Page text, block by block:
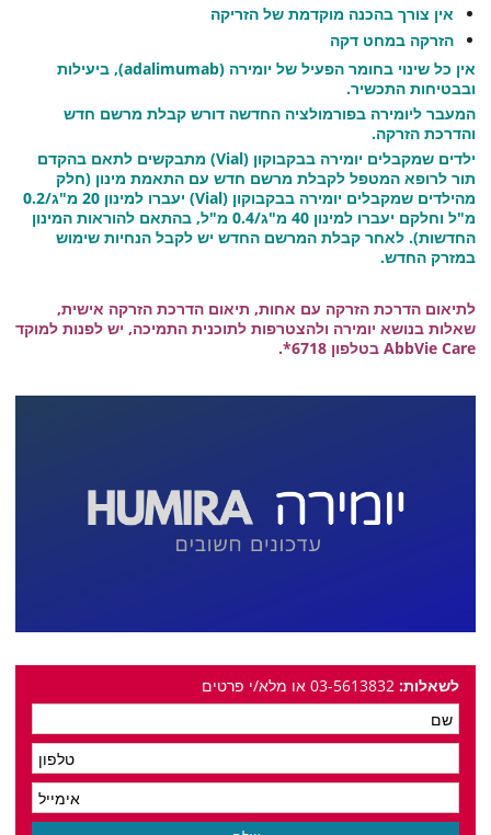
אין צורך בהכנה מוקדמת של הזריקה
הזרקה במחט דקה
אין כל שינוי בחומר הפעיל של יומירה (adalimumab), ביעילות
ובבטיחות התכשיר.
המעבר ליומירה בפורמולציה החדשה דורש קבלת מרשם חדש
והדרכת הזרקה.
ילדים שמקבלים יומירה בבקבוקון (Vial) מתבקשים לתאם בהקדם
תור לרופא המטפל לקבלת מרשם חדש עם התאמת מינון (חלק
מהילדים שמקבלים יומירה בבקבוקון (Vial) יעברו למינון 20 מ"ג/0.2
מ"ל וחלקם יעברו למינון 40 מ"ג/0.4 מ"ל, בהתאם להוראות המינון
החדשות). לאחר קבלת המרשם החדש יש לקבל הנחיות שימוש
במזרק החדש.
לתיאום הדרכת הזרקה עם אחות, תיאום הדרכת הזרקה אישית,
שאלות בנושא יומירה ולהצטרפות לתוכנית התמיכה, יש לפנות למוקד
AbbVie Care בטלפון 6718*.
לשאלות: 03-5613832 או מלא/י פרטים